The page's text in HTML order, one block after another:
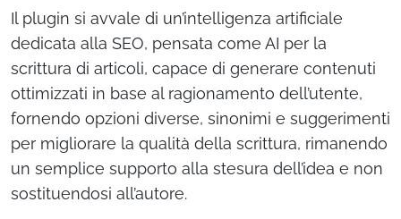
Il plugin si avvale di un’intelligenza artificiale
dedicata alla SEO, pensata come AI per la
scrittura di articoli, capace di generare contenuti
ottimizzati in base al ragionamento dell’utente,
fornendo opzioni diverse, sinonimi e suggerimenti
per migliorare la qualità della scrittura, rimanendo
un semplice supporto alla stesura dell’idea e non
sostituendosi all’autore.